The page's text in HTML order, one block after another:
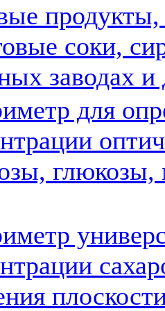
продукты,
соки,
заводах и
для
глюкозы,